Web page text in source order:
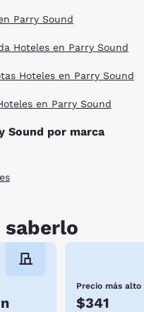
Parry Sound
Hoteles en Parry Sound
Hoteles en Parry Sound
en Parry Sound
Sound por marca
saberlo
Precio más alto
$341